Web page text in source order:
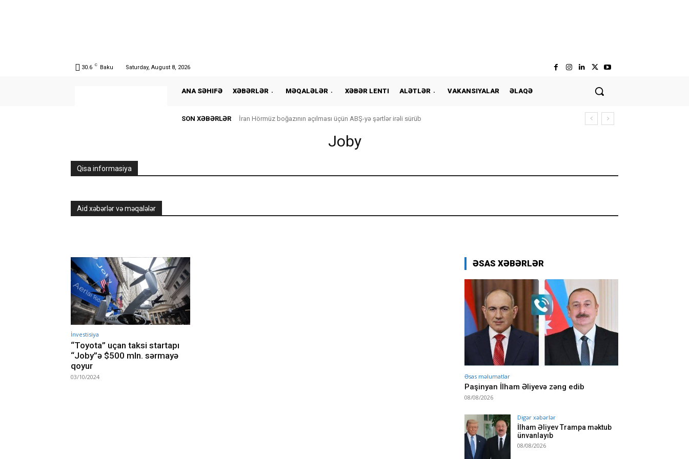
30.6 C Baku Saturday, August 8, 2026
ANA SƏHIFƏ XƏBƏRLƏR MƏQALƏLƏR XƏBƏR LENTI ALƏTLƏR VAKANSIYALAR ƏLAQƏ
SON XƏBƏRLƏR İran Hörmüz boğazının açılması üçün ABŞ-yə şərtlər irəli sürüb
Joby
Qisa informasiya
Aid xəbərlər və məqalələr
İnvestisiya
“Toyota” uçan taksi startapı
“Joby”ə $500 mln. sərmayə
qoyur
03/10/2024
ƏSAS XƏBƏRLƏR
Əsas məlumatlar
Paşinyan İlham Əliyevə zəng edib
08/08/2026
Digər xəbərlər
İlham Əliyev Trampa məktub
ünvanlayıb
08/08/2026